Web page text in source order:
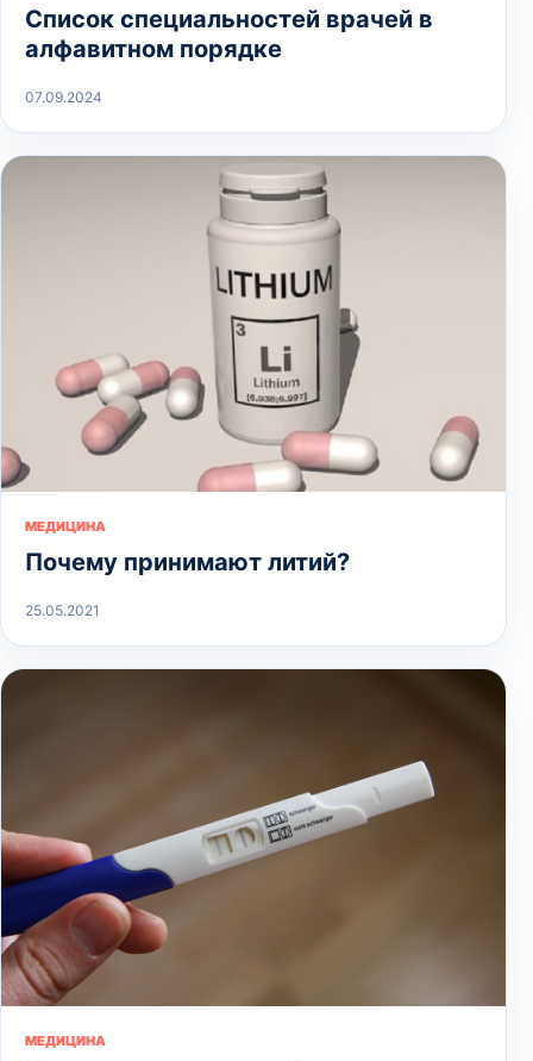
Список специальностей врачей в
алфавитном порядке
07.09.2024
МЕДИЦИНА
Почему принимают литий?
25.05.2021
МЕДИЦИНА